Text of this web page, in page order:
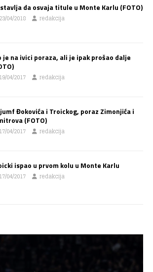
da osvaja titule u Monte Karlu (FOTO)
23/04/2018 redakcija
je na ivici poraza, ali je ipak prošao dalje
19/04/2017 redakcija
Đokovića i Troickog, poraz Zimonjića i
(FOTO)
17/04/2017 redakcija
ispao u prvom kolu u Monte Karlu
17/04/2017 redakcija